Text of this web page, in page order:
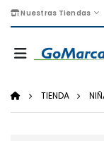
Nuestras Tiendas
TIENDA